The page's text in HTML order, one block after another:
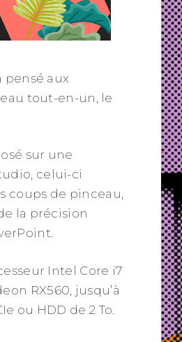
pensé aux
tout-en-un, le
sur une
celui-ci
coups de pinceau,
la précision
Intel Core i7
RX560, jusqu’à
ou HDD de 2 To.